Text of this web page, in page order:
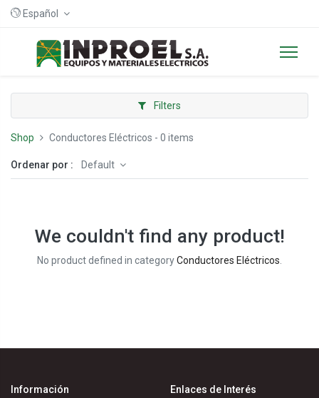
Español
Filters
Shop Conductores Eléctricos - 0 items
Ordenar por : Default
We couldn't find any product!
No product defined in categoryConductores Eléctricos.
Información Enlaces de Interés